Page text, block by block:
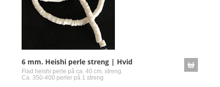
6 mm. Heishi perle streng | Hvid
Flad heishi perle på ca. 40 cm. streng.
Ca. 350-400 perler på 1 streng